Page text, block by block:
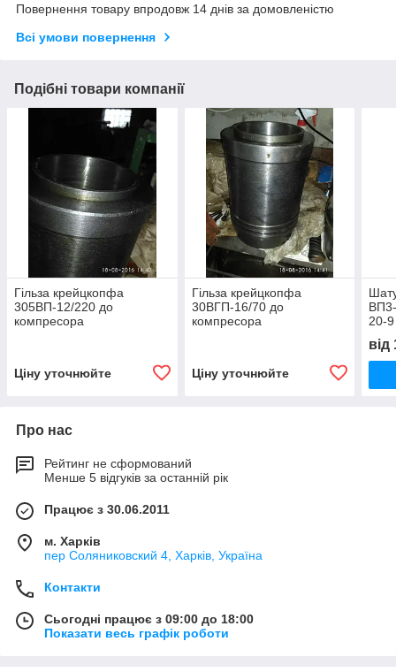
Повернення товару впродовж 14 днів за домовленістю
Всі умови повернення
Подібні товари компанії
Гільза крейцкопфа
305ВП-12/220 до
компресора
Ціну уточнюйте
Гільза крейцкопфа
30ВГП-16/70 до
компресора
Ціну уточнюйте
20-
від
Про нас
Рейтинг не сформований
Менше 5 відгуків за останній рік
Працює з 30.06.2011
м. Харків
пер Соляниковский 4, Харків, Україна
Контакти
Сьогодні працює з 09:00 до 18:00
Показати весь графік роботи